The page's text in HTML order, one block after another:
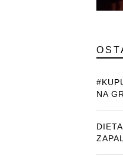
NA